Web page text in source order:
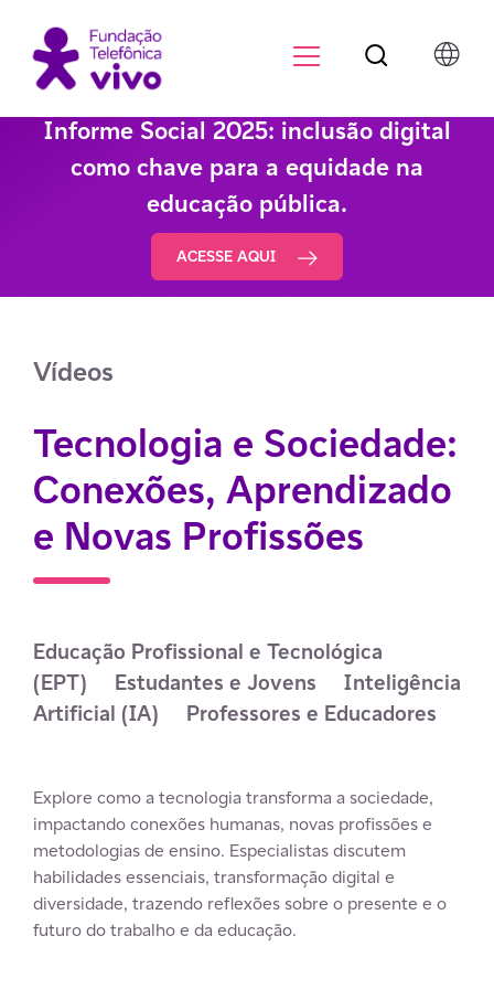
Informe Social 2025: inclusão digital
como chave para a equidade na
educação pública.
ACESSE AQUI
Vídeos
Tecnologia e Sociedade:
Conexões, Aprendizado
e Novas Profissões
Educação Profissional e Tecnológica
(EPT)
Estudantes e Jovens
Inteligência
Artificial (IA)
Professores e Educadores
Explore como a tecnologia transforma a sociedade,
impactando conexões humanas, novas profissões e
metodologias de ensino. Especialistas discutem
habilidades essenciais, transformação digital e
diversidade, trazendo reflexões sobre o presente e o
futuro do trabalho e da educação.
Botão de